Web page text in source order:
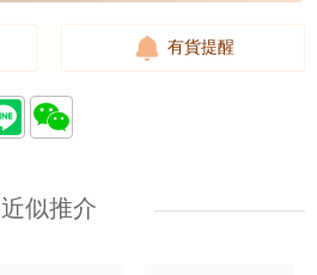
有貨提醒
近似推介